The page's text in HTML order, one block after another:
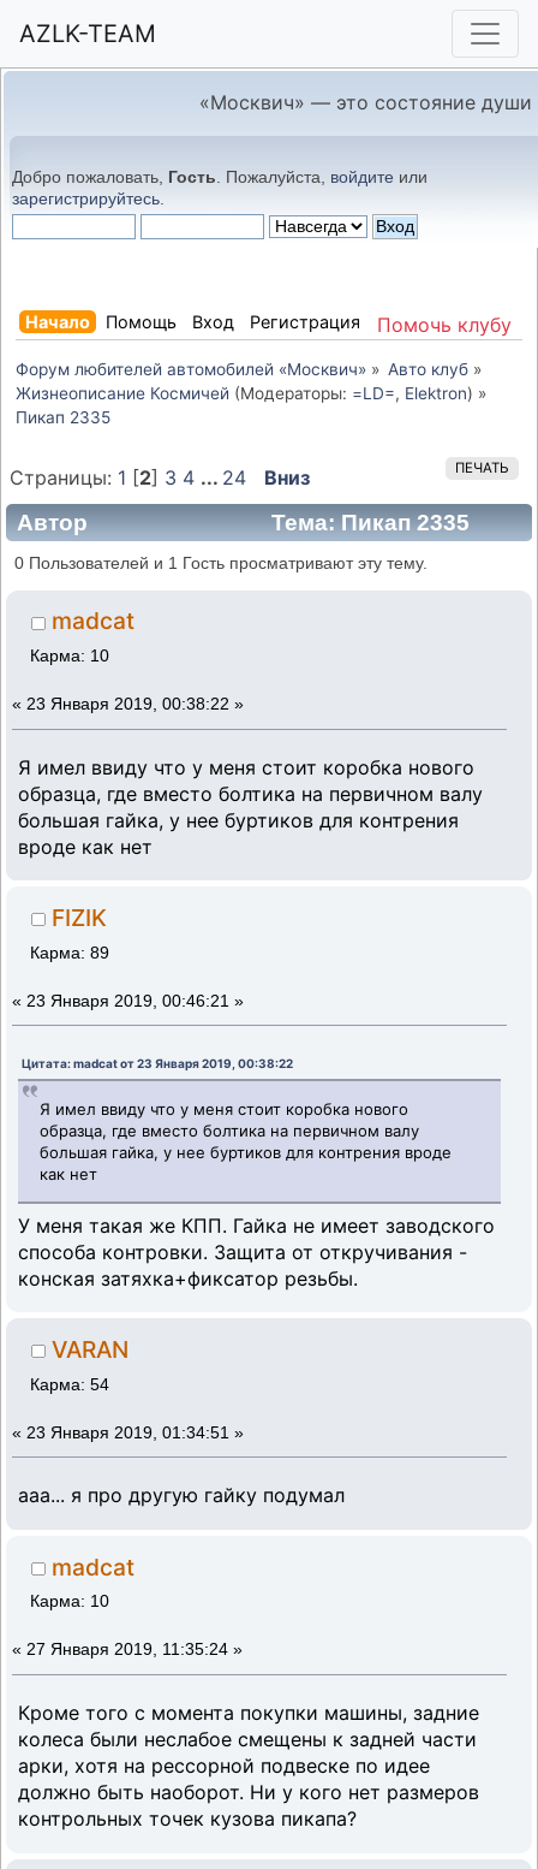
AZLK-TEAM
«Москвич» — это состояние души
Добро пожаловать, Гость . Пожалуйста, войдите или
зарегистрируйтесь
Помочь клубу
Начало Помощь Вход Регистрация
Форум любителей автомобилей «Москвич» » Авто клуб»
Жизнеописание Космичей (Модераторы: =LD=, Elektron) »
Пикап 2335
ПЕЧАТЬ
Страницы: 1 [2] 3 4 ... 24 Вниз
Автор
Тема: Пикап 2335
(Прочитано 71951 раз)
0 Пользователей и 1 Гость просматривают эту тему.
madcat
Карма: 10
« 23 Января 2019, 00:38:22 »
Я имел ввиду что у меня стоит коробка нового
образца, где вместо болтика на первичном валу
большая гайка, у нее буртиков для контрения
вроде как нет
FIZIK
Карма: 89
« 23 Января 2019, 00:46:21 »
Цитата: madcat от 23 Января 2019, 00:38:22
Я имел ввиду что у меня стоит коробка нового
образца, где вместо болтика на первичном валу
большая гайка, у нее буртиков для контрения вроде
как нет
У меня такая же КПП. Гайка не имеет заводского
способа контровки. Защита от откручивания -
конская затяхка+фиксатор резьбы.
VARAN
Карма: 54
« 23 Января 2019, 01:34:51 »
ааа... я про другую гайку подумал
madcat
Карма: 10
« 27 Января 2019, 11:35:24 »
Кроме того с момента покупки машины, задние
колеса были неслабое смещены к задней части
арки, хотя на рессорной подвеске по идее
должно быть наоборот. Ни у кого нет размеров
контрольных точек кузова пикапа?